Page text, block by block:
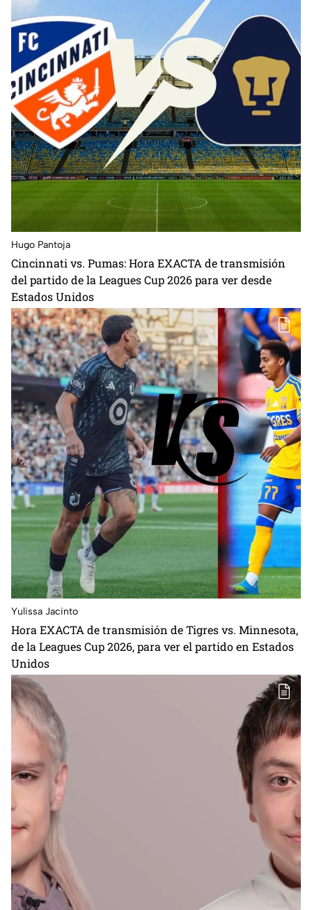
Hugo Pantoja
Cincinnati vs. Pumas: Hora EXACTA de transmisión
del partido de la Leagues Cup 2026 para ver desde
Estados Unidos
Yulissa Jacinto
Hora EXACTA de transmisión de Tigres vs. Minnesota,
de la Leagues Cup 2026, para ver el partido en Estados
Unidos